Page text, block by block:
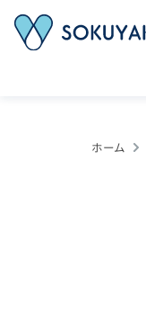
ホーム